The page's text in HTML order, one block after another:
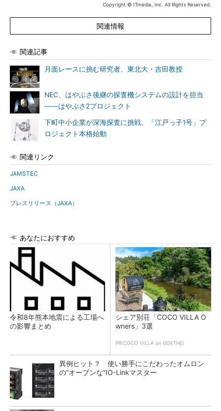
Copyright © ITmedia, Inc. All Rights Reserved.
関連情報
関連記事
月面レースに挑む研究者、東北大・吉田教授
NEC、はやぶさ後継の探査機システムの設計を担当
――はやぶさ2プロジェクト
下町中小企業が深海探査に挑戦、「江戸っ子1号」プ
ロジェクト本格始動
関連リンク
JAMSTEC
JAXA
プレスリリース（JAXA）
あなたにおすすめ
令和8年熊本地震による工場へ
の影響まとめ
シェア別荘「COCO VILLA O
wners」3選
PR(COCO VILLA on GOETHE)
異例ヒット？ 使い勝手にこだわったオムロン
の“オープンな”IO-Linkマスター